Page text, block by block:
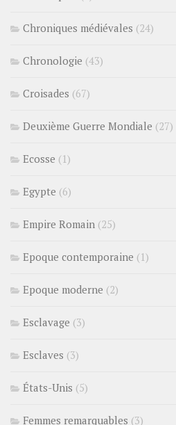
Chroniques médiévales (24)
Chronologie (43)
Croisades (67)
Deuxième Guerre Mondiale (27)
Ecosse (1)
Egypte (6)
Empire Romain (25)
Epoque contemporaine (1)
Epoque moderne (2)
Esclavage (3)
Esclaves (3)
États-Unis (5)
Femmes remarquables (3)